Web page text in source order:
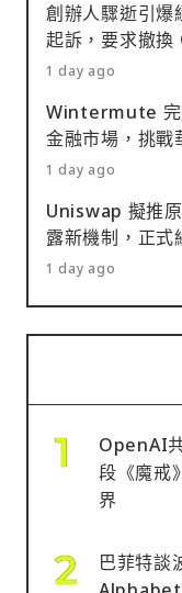
創辦人驟逝引
起訴，要求撤換
1 day ago
Wintermute 完
金融市場，挑戰
1 day ago
Uniswap 擬推
露新機制，正式
1 day ago
OpenAI
段《魔戒
界
巴菲特談